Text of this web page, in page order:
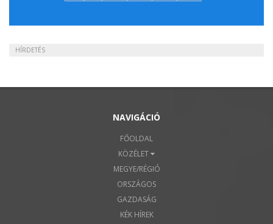
HÍRDETÉS
NAVIGÁCIÓ
FŐOLDAL
KÖZÉLET
MEGYE/RÉGIÓ
ORSZÁGOS
GAZDASÁG
KÉK HÍREK